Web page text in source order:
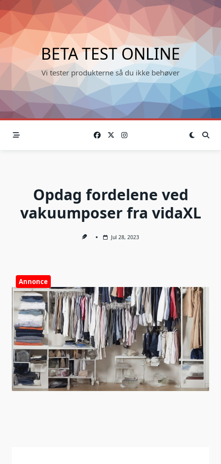
Skip
to
content
BETA TEST ONLINE
Vi tester produkterne så du ikke behøver
Opdag fordelene ved
vakuumposer fra vidaXL
Jul 28, 2023
Annonce